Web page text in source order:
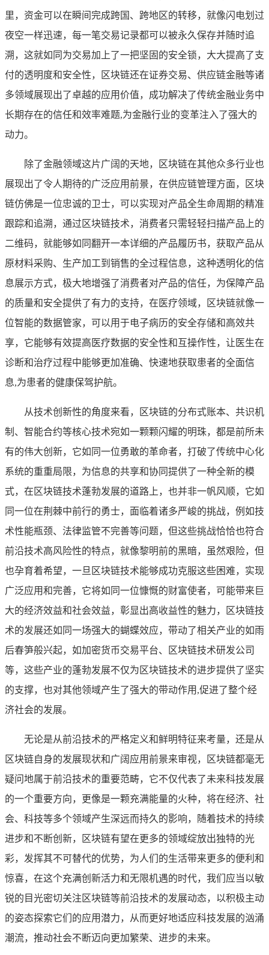
里，资金可以在瞬间完成跨国、跨地区的转移，就像闪电划过
夜空一样迅速，每一笔交易记录都可以被永久保存并随时追
溯，这就如同为交易加上了一把坚固的安全锁，大大提高了支
付的透明度和安全性，区块链还在证券交易、供应链金融等诸
多领域展现出了卓越的应用价值，成功解决了传统金融业务中
长期存在的信任和效率难题,为金融行业的变革注入了强大的
动力。
除了金融领域这片广阔的天地，区块链在其他众多行业也
展现出了令人期待的广泛应用前景，在供应链管理方面，区块
链仿佛是一位忠诚的卫士，可以实现对产品全生命周期的精准
跟踪和追溯，通过区块链技术，消费者只需轻轻扫描产品上的
二维码，就能够如同翻开一本详细的产品履历书，获取产品从
原材料采购、生产加工到销售的全过程信息，这种透明化的信
息展示方式，极大地增强了消费者对产品的信任，为保障产品
的质量和安全提供了有力的支持，在医疗领域，区块链就像一
位智能的数据管家，可以用于电子病历的安全存储和高效共
享，它能够有效提高医疗数据的安全性和互操作性，让医生在
诊断和治疗过程中能够更加准确、快速地获取患者的全面信
息,为患者的健康保驾护航。
从技术创新性的角度来看，区块链的分布式账本、共识机
制、智能合约等核心技术宛如一颗颗闪耀的明珠，都是前所未
有的伟大创新，它如同一位勇敢的革命者，打破了传统中心化
系统的重重局限，为信息的共享和协同提供了一种全新的模
式，在区块链技术蓬勃发展的道路上，也并非一帆风顺，它如
同一位在荆棘中前行的勇士，面临着诸多严峻的挑战，例如技
术性能瓶颈、法律监管不完善等问题，但这些挑战恰恰也符合
前沿技术高风险性的特点，就像黎明前的黑暗，虽然艰险，但
也孕育着希望，一旦区块链技术能够成功克服这些困难，实现
广泛应用和完善，它将如同一位慷慨的财富使者，可能带来巨
大的经济效益和社会效益，彰显出高收益性的魅力，区块链技
术的发展还如同一场强大的蝴蝶效应，带动了相关产业的如雨
后春笋般兴起，如加密货币交易平台、区块链技术研发公司
等，这些产业的蓬勃发展不仅为区块链技术的进步提供了坚实
的支撑，也对其他领域产生了强大的带动作用,促进了整个经
济社会的发展。
无论是从前沿技术的严格定义和鲜明特征来考量，还是从
区块链自身的发展现状和广阔应用前景来审视，区块链都毫无
疑问地属于前沿技术的重要范畴，它不仅代表了未来科技发展
的一个重要方向，更像是一颗充满能量的火种，将在经济、社
会、科技等多个领域产生深远而持久的影响，随着技术的持续
进步和不断创新，区块链有望在更多的领域绽放出独特的光
彩，发挥其不可替代的优势，为人们的生活带来更多的便利和
惊喜，在这个充满创新活力和无限机遇的时代，我们应当以敏
锐的目光密切关注区块链等前沿技术的发展动态，以积极主动
的姿态探索它们的应用潜力，从而更好地适应科技发展的汹涌
潮流，推动社会不断迈向更加繁荣、进步的未来。